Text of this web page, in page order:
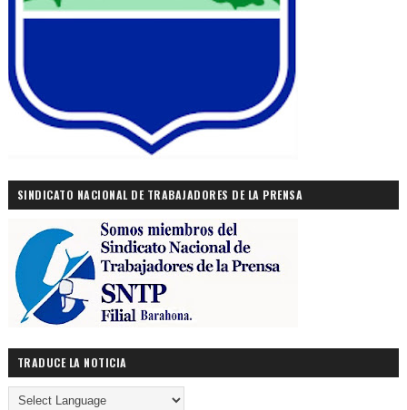
SINDICATO NACIONAL DE TRABAJADORES DE LA PRENSA
TRADUCE LA NOTICIA